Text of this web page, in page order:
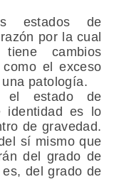
estados de
por la cual
cambios
el exceso
patología.
estado de
identidad es lo
de gravedad.
sí mismo que
del grado de
del grado de